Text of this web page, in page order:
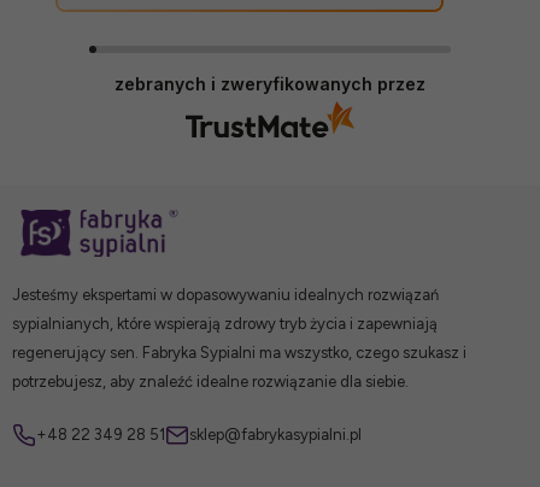
zebranych i zweryfikowanych przez
Jesteśmy ekspertami w dopasowywaniu idealnych rozwiązań
sypialnianych, które wspierają zdrowy tryb życia i zapewniają
regenerujący sen. Fabryka Sypialni ma wszystko, czego szukasz i
potrzebujesz, aby znaleźć idealne rozwiązanie dla siebie.
+48 22 349 28 51 sklep@fabrykasypialni.pl